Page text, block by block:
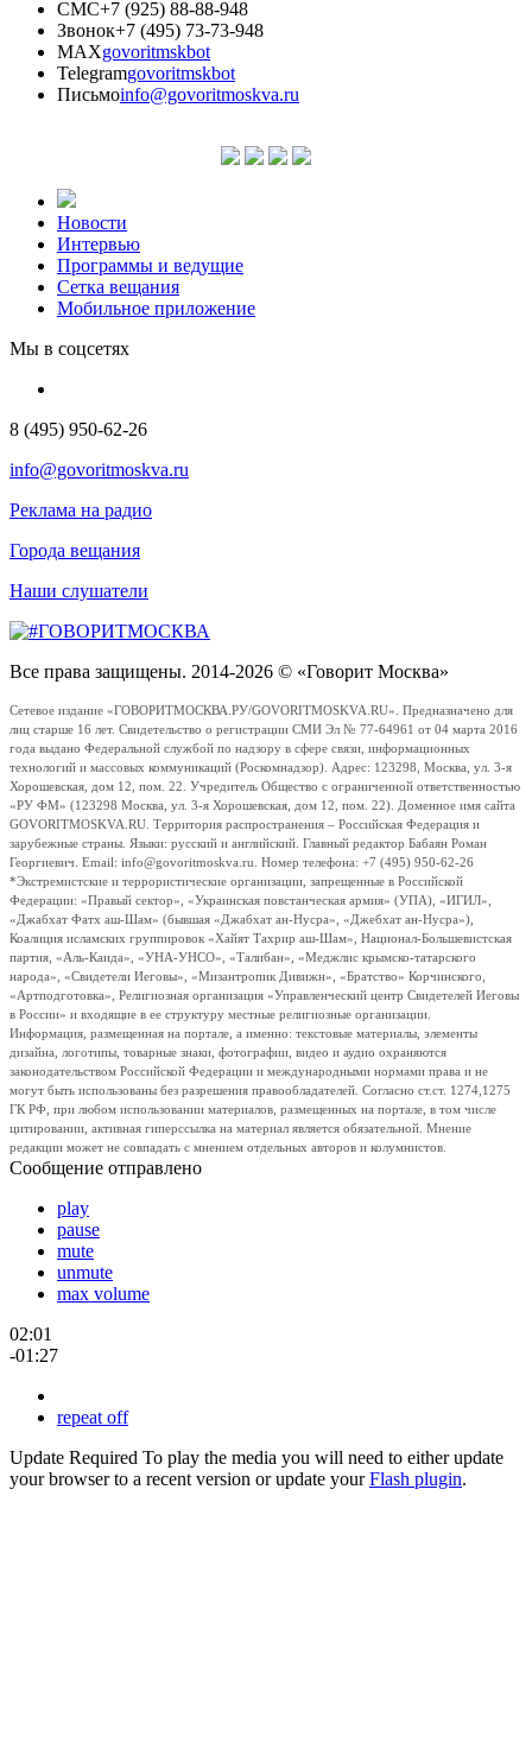
СМС+7 (925) 88-88-948
Звонок+7 (495) 73-73-948
MAXgovoritmskbot
Telegramgovoritmskbot
Письмоinfo@govoritmoskva.ru
Новости
Интервью
Программы и ведущие
Сетка вещания
Мобильное приложение
Мы в соцсетях
8 (495) 950-62-26
info@govoritmoskva.ru
Реклама на радио
Города вещания
Наши слушатели
Все права защищены. 2014-2026 © «Говорит Москва»
Сетевое издание «ГОВОРИТМОСКВА.РУ/GOVORITMOSKVA.RU». Предназначено для
лиц старше 16 лет. Свидетельство о регистрации СМИ Эл № 77-64961 от 04 марта 2016
года выдано Федеральной службой по надзору в сфере связи, информационных
технологий и массовых коммуникаций (Роскомнадзор). Адрес: 123298, Москва, ул. 3-я
Хорошевская, дом 12, пом. 22. Учредитель Общество с ограниченной ответственностью
«РУ ФМ» (123298 Москва, ул. 3-я Хорошевская, дом 12, пом. 22). Доменное имя сайта
GOVORITMOSKVA.RU. Территория распространения – Российская Федерация и
зарубежные страны. Языки: русский и английский. Главный редактор Бабаян Роман
Георгиевич. Email: info@govoritmoskva.ru. Номер телефона: +7 (495) 950-62-26
*Экстремистские и террористические организации, запрещенные в Российской
Федерации: «Правый сектор», «Украинская повстанческая армия» (УПА), «ИГИЛ»,
«Джабхат Фатх аш-Шам» (бывшая «Джабхат ан-Нусра», «Джебхат ан-Нусра»),
Коалиция исламских группировок «Хайят Тахрир аш-Шам», Национал-Большевистская
партия, «Аль-Каида», «УНА-УНСО», «Талибан», «Меджлис крымско-татарского
народа», «Свидетели Иеговы», «Мизантропик Дивижн», «Братство» Корчинского,
«Артподготовка», Религиозная организация «Управленческий центр Свидетелей Иеговы
в России» и входящие в ее структуру местные религиозные организации.
Информация, размещенная на портале, а именно: текстовые материалы, элементы
дизайна, логотипы, товарные знаки, фотографии, видео и аудио охраняются
законодательством Российской Федерации и международными нормами права и не
могут быть использованы без разрешения правообладателей. Согласно ст.ст. 1274,1275
ГК РФ, при любом использовании материалов, размещенных на портале, в том числе
цитировании, активная гиперссылка на материал является обязательной. Мнение
редакции может не совпадать с мнением отдельных авторов и колумнистов.
Сообщение отправлено
play
pause
mute
unmute
max volume
02:01
-01:27
repeat off
Update Required To play the media you will need to either update
your browser to a recent version or update yourFlash plugin.